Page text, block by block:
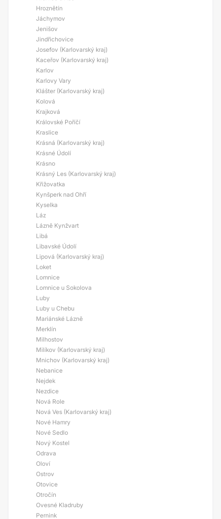
Hroznětín
Jáchymov
Jenišov
Jindřichovice
Josefov (Karlovarský kraj)
Kaceřov (Karlovarský kraj)
Karlov
Karlovy Vary
Klášter (Karlovarský kraj)
Kolová
Krajková
Královské Poříčí
Kraslice
Krásná (Karlovarský kraj)
Krásné Údolí
Krásno
Krásný Les (Karlovarský kraj)
Křižovatka
Kynšperk nad Ohří
Kyselka
Láz
Lázně Kynžvart
Libá
Libavské Údolí
Lipová (Karlovarský kraj)
Loket
Lomnice
Lomnice u Sokolova
Luby
Luby u Chebu
Mariánské Lázně
Merklín
Milhostov
Milíkov (Karlovarský kraj)
Mnichov (Karlovarský kraj)
Nebanice
Nejdek
Nezdice
Nová Role
Nová Ves (Karlovarský kraj)
Nové Hamry
Nové Sedlo
Nový Kostel
Odrava
Oloví
Ostrov
Otovice
Otročín
Ovesné Kladruby
Pernink